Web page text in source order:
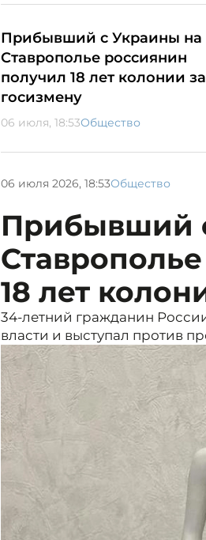
Прибывший с Украины на
Ставрополье россиянин
получил 18 лет колонии за
госизмену
06 июля, 18:53Общество
06 июля 2026, 18:53Общество
Прибывший
18 лет
34-летний гражданин
власти и выступал против